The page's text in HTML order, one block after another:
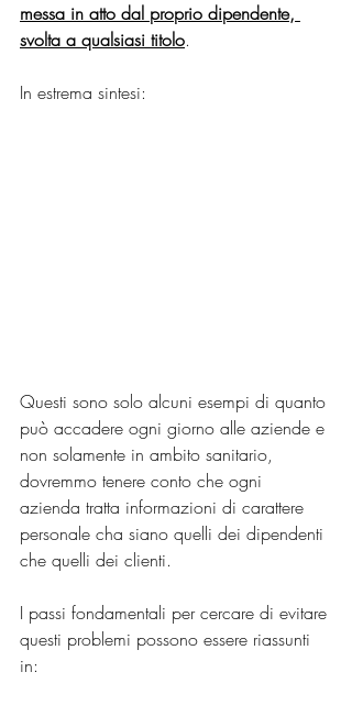
messa in atto dal proprio dipendente,
svolta a qualsiasi titolo.
In estrema sintesi:
Questi sono solo alcuni esempi di quanto
può accadere ogni giorno alle aziende e
non solamente in ambito sanitario,
dovremmo tenere conto che ogni
azienda tratta informazioni di carattere
personale cha siano quelli dei dipendenti
che quelli dei clienti.
I passi fondamentali per cercare di evitare
questi problemi possono essere riassunti
in: